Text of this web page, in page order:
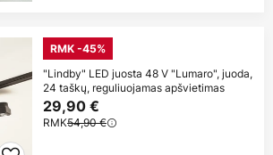
RMK -45%
"Lindby" LED juosta 48 V "Lumaro", juoda,
24 taškų, reguliuojamas apšvietimas
29,90 €
RMK54,90 €